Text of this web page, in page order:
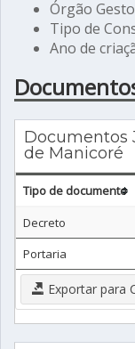
Órgão
Tipo de
Ano de
Documentos
de Manicoré
Tipo de documento
Decreto
Portaria
Exportar para